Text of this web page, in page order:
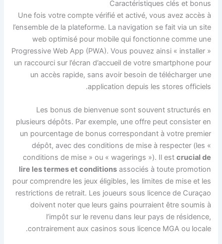
Caractéristiques clés et bonus
Une fois votre compte vérifié et activé, vous avez accès à
l’ensemble de la plateforme. La navigation se fait via un site
web optimisé pour mobile qui fonctionne comme une
Progressive Web App (PWA). Vous pouvez ainsi « installer »
un raccourci sur l’écran d’accueil de votre smartphone pour
un accès rapide, sans avoir besoin de télécharger une
application depuis les stores officiels.
Les bonus de bienvenue sont souvent structurés en
plusieurs dépôts. Par exemple, une offre peut consister en
un pourcentage de bonus correspondant à votre premier
dépôt, avec des conditions de mise à respecter (les «
conditions de mise » ou « wagerings »). Il est crucial de
lire les termes et conditionsassociés à toute promotion
pour comprendre les jeux éligibles, les limites de mise et les
restrictions de retrait. Les joueurs sous licence de Curaçao
doivent noter que leurs gains pourraient être soumis à
l’impôt sur le revenu dans leur pays de résidence,
contrairement aux casinos sous licence MGA ou locale.